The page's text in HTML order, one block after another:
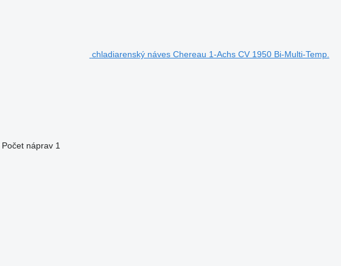
chladiarenský náves Chereau 1-Achs CV 1950 Bi-Multi-Temp.
Počet náprav 1